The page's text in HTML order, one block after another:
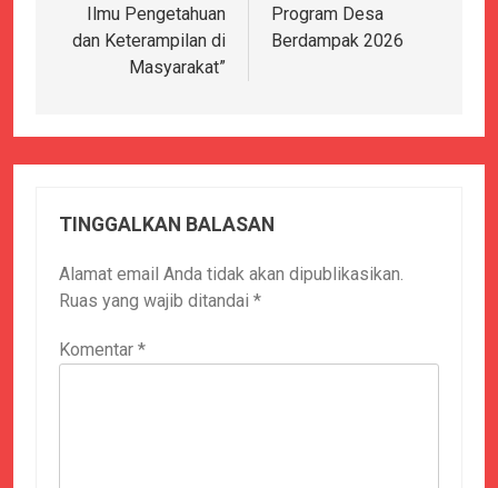
Ilmu Pengetahuan
dan Keterampilan di
Masyarakat”
Program Desa
Berdampak 2026
TINGGALKAN BALASAN
Alamat email Anda tidak akan dipublikasikan.
Ruas yang wajib ditandai *
Komentar *